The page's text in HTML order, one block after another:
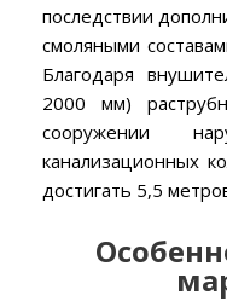
последствии
смоляными
Благодаря
2000 мм)
сооружении
канализационных
достигать 5,5